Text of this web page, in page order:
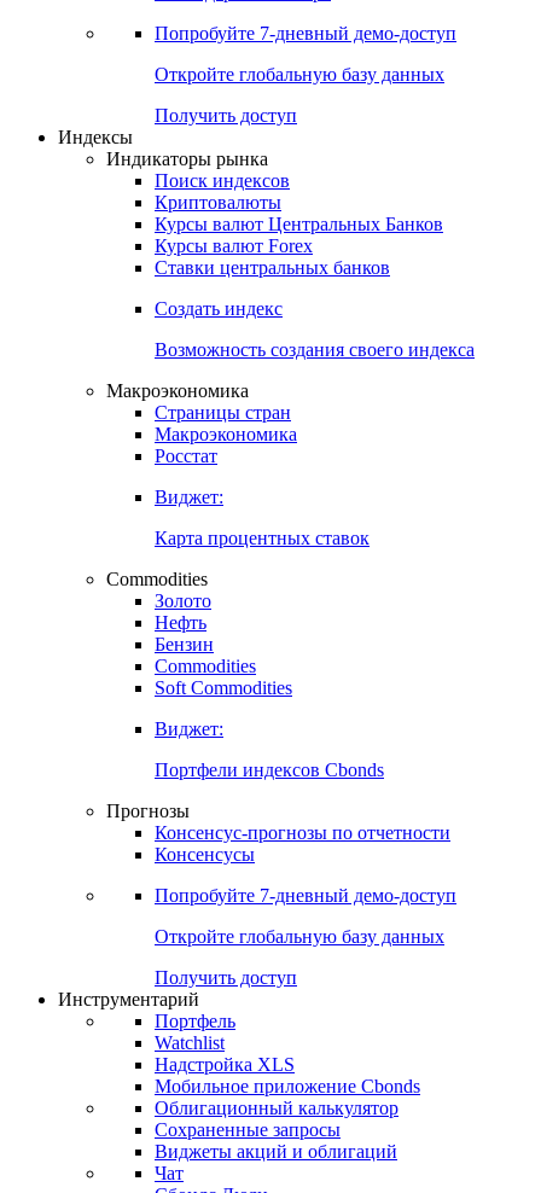
Денежный рынок
Календарь инвестора
Попробуйте7-дневный
Откройте глобальную базу данных
Получить доступ
Индикаторы рынка
Поиск индексов
Курсы валют Центральных Банков
Ставки центральных банков
Создать индекс
Возможность создания своего индекса
Страницы стран
Росстат
Виджет:
Карта процентных ставок
Commodities
Золото
Бензин
Soft Commodities
Виджет:
Портфели индексов Cbonds
Прогнозы
Консенсусы
Попробуйте7-дневный
Откройте глобальную базу данных
Получить доступ
Инструментарий
Портфель
Watchlist
Надстройка XLS
Мобильное приложение Cbonds